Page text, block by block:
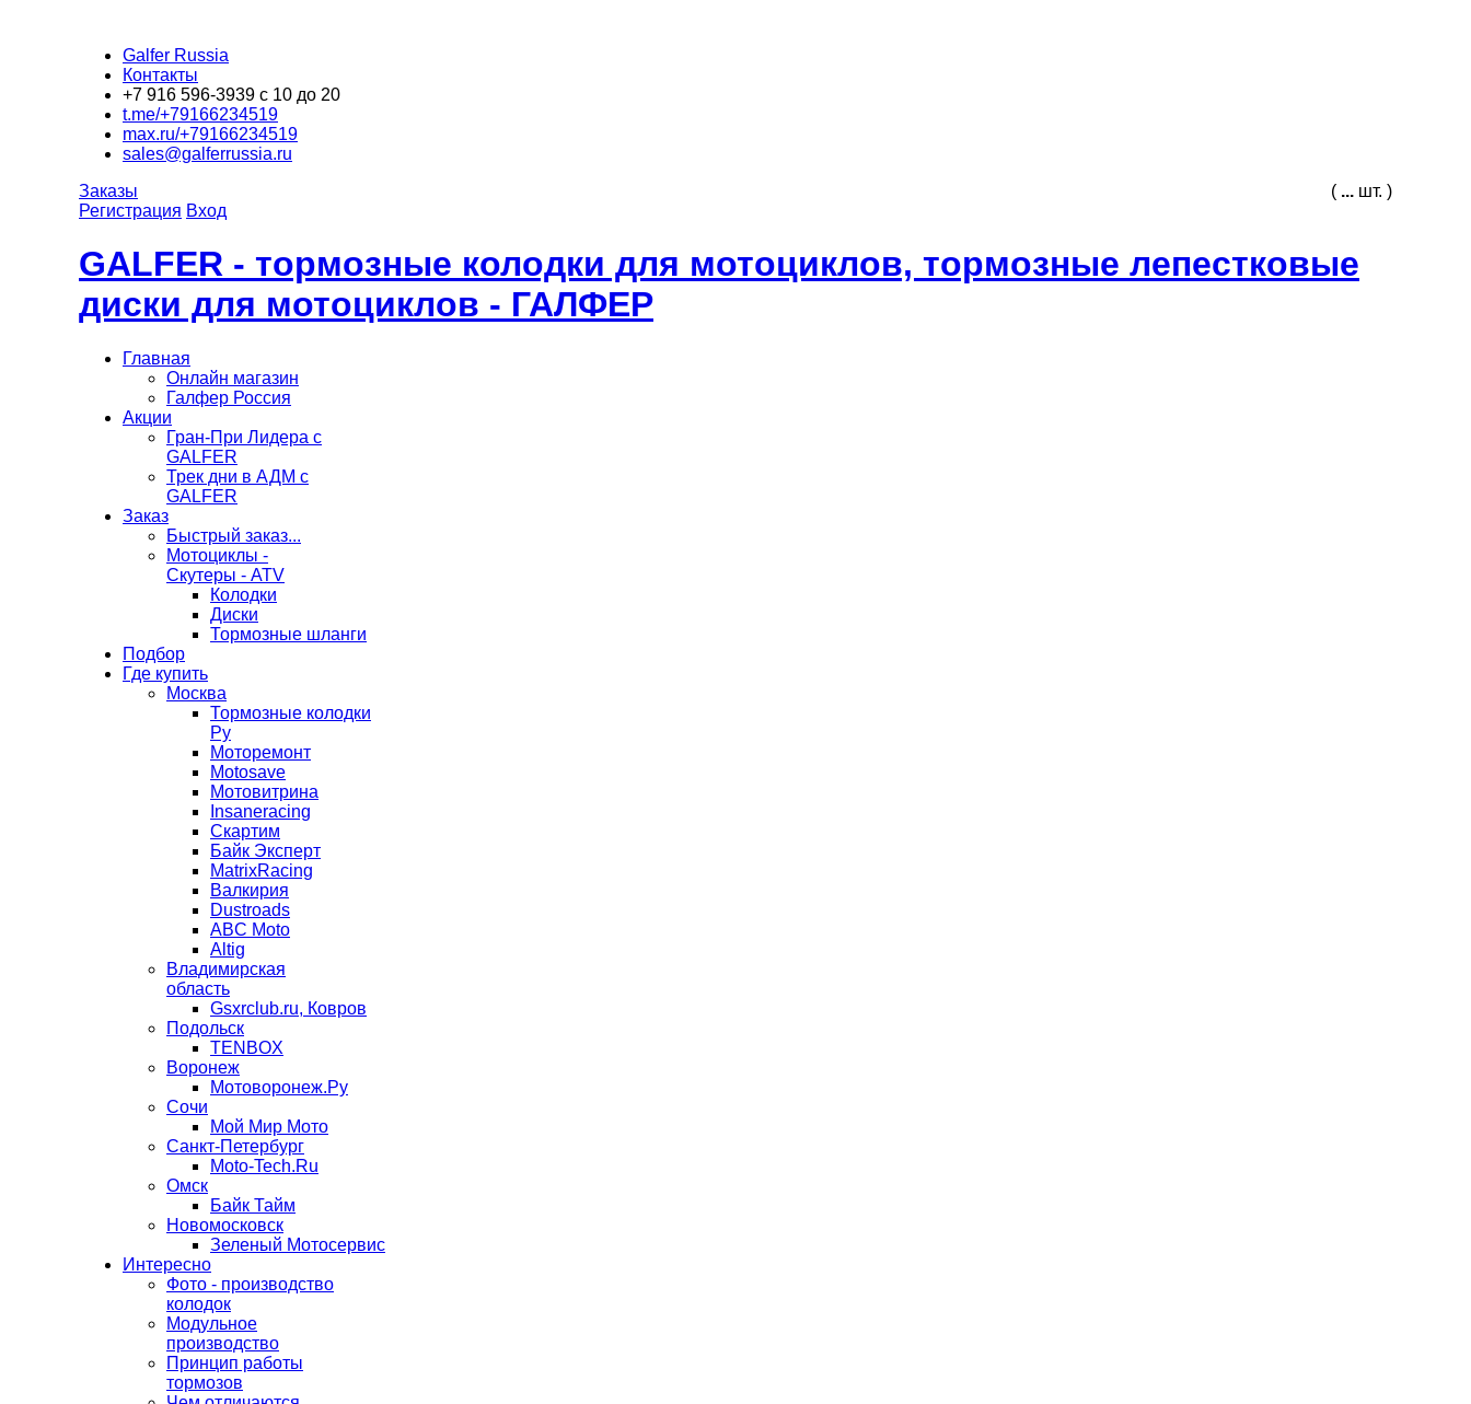
Galfer Russia
Контакты
+7 916 596-3939 с 10 до 20
t.me/+79166234519
max.ru/+79166234519
sales@galferrussia.ru
( ... шт. )
Заказы
Регистрация Вход
GALFER - тормозные колодки для мотоциклов, тормозные лепестковые
диски для мотоциклов - ГАЛФЕР
Главная
Онлайн магазин
Галфер Россия
Акции
Гран-При Лидера c
GALFER
Трек дни в АДМ с
GALFER
Заказ
Быстрый заказ...
Мотоциклы -
Скутеры - ATV
Колодки
Диски
Тормозные шланги
Подбор
Где купить
Москва
Тормозные колодки
Ру
Моторемонт
Motosave
Мотовитрина
Insaneracing
Скартим
Байк Эксперт
MatrixRacing
Валкирия
Dustroads
ABC Moto
Altig
Владимирская
область
Gsxrclub.ru, Ковров
Подольск
TENBOX
Воронеж
Мотоворонеж.Ру
Сочи
Мой Мир Мото
Санкт-Петербург
Moto-Tech.Ru
Омск
Байк Тайм
Новомосковск
Зеленый Мотосервис
Интересно
Фото - производство
колодок
Модульное
производство
Принцип работы
тормозов